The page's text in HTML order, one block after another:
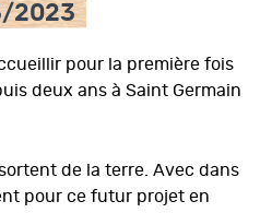
2023
pour la première fois
deux ans à Saint Germain
de la terre. Avec dans
pour ce futur projet en